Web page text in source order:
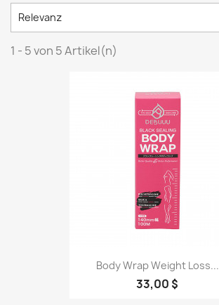
Relevanz
1 - 5 von 5 Artikel(n)
Body Wrap Weight Loss...
33,00 $